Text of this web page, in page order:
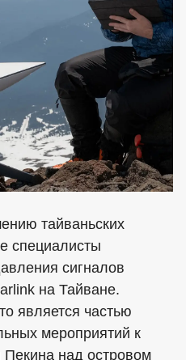
тайваньских
специалисты
сигналов
на Тайване.
является частью
мероприятий к
над островом